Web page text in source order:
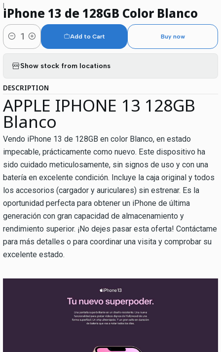
|iPhone 13 de 128GB Color Blanco
Quantity
Add to Cart Buy now
Show stock from locations
DESCRIPTION
APPLE IPHONE 13 128GB
Blanco
Vendo iPhone 13 de 128GB en color Blanco, en estado
impecable, prácticamente como nuevo. Este dispositivo ha
sido cuidado meticulosamente, sin signos de uso y con una
batería en excelente condición. Incluye la caja original y todos
los accesorios (cargador y auriculares) sin estrenar. Es la
oportunidad perfecta para obtener un iPhone de última
generación con gran capacidad de almacenamiento y
rendimiento superior. ¡No dejes pasar esta oferta! Contáctame
para más detalles o para coordinar una visita y comprobar su
excelente estado.